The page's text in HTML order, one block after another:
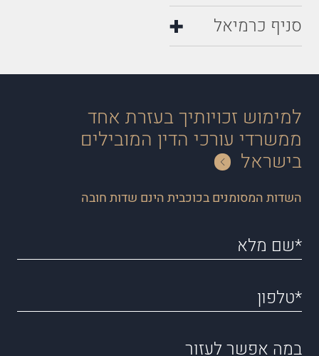
סניף כרמיאל
למימוש זכויותיך בעזרת אחד
ממשרדי עורכי הדין המובילים
בישראל
השדות המסומנים בכוכבית הינם שדות חובה